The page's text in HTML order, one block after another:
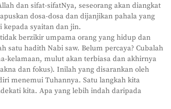
dan sifat-sifatNya, seseorang akan diangkat
dosa-dosa dan dijanjikan pahala yang
syaitan dan jin.
berzikir umpama orang yang hidup dan
satu hadith Nabi saw. Belum percaya? Cubalah
kelamaan, mulut akan terbiasa dan akhirnya
dan fokus). Inilah yang disarankan oleh
menemui Tuhannya. Satu langkah kita
kita. Apa yang lebih indah daripada